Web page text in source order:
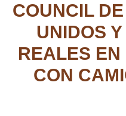
COUNCIL
UNIDOS
REALES EN
CON